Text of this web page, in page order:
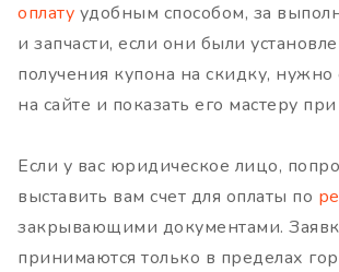
оплату удобным способом, за
и запчасти, если они были
получения купона на скидку, нужно
на сайте и показать его мастеру при
Если у вас юридическое лицо,
выставить вам счет для оплаты по
закрывающими документами.
принимаются только в пределах